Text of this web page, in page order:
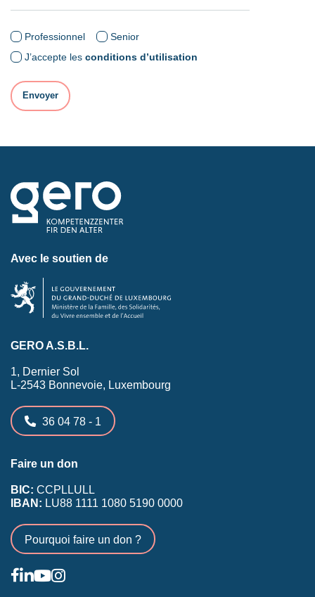
Professionnel
Senior
J’accepte les conditions d’utilisation
Avec le soutien de
GERO A.S.B.L.
1, Dernier Sol
L-2543 Bonnevoie, Luxembourg
36 04 78 - 1
Faire un don
BIC: CCPLLULL
IBAN: LU88 1111 1080 5190 0000
Pourquoi faire un don ?